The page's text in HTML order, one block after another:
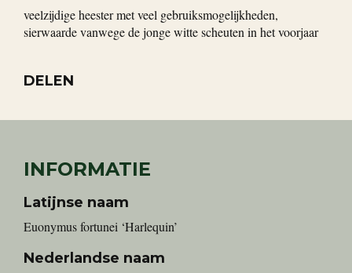
veelzijdige heester met veel gebruiksmogelijkheden,
sierwaarde vanwege de jonge witte scheuten in het voorjaar
DELEN
INFORMATIE
Latijnse naam
Euonymus fortunei ‘Harlequin’
Nederlandse naam